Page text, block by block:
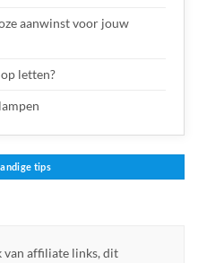
aanwinst voor jouw
letten?
tips
van affiliate links, dit